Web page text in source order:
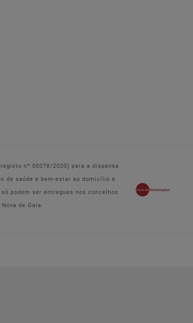
nº 00078/2020) para a dispensa
de saúde e bem-estar ao domicílio e
podem ser entregues nos concelhos
de Gaia.